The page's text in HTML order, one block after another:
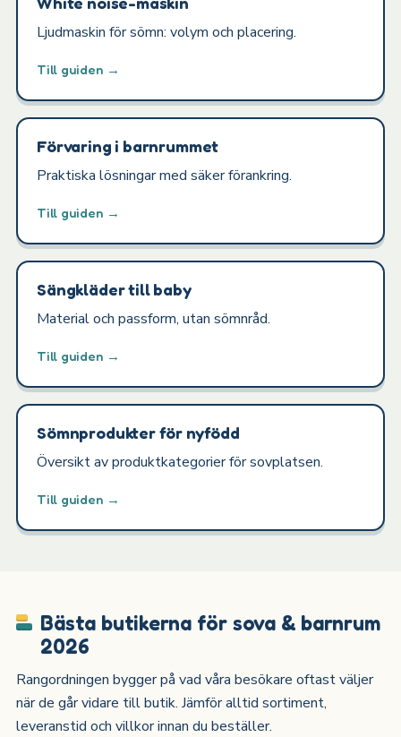
Ljudmaskin för sömn: volym och placering.
Till guiden →
Förvaring i barnrummet
Praktiska lösningar med säker förankring.
Till guiden →
Sängkläder till baby
Material och passform, utan sömnråd.
Till guiden →
Sömnprodukter för nyfödd
Översikt av produktkategorier för sovplatsen.
Till guiden →
Bästa butikerna för sova & barnrum
2026
Rangordningen bygger på vad våra besökare oftast väljer
när de går vidare till butik. Jämför alltid sortiment,
leveranstid och villkor innan du beställer.